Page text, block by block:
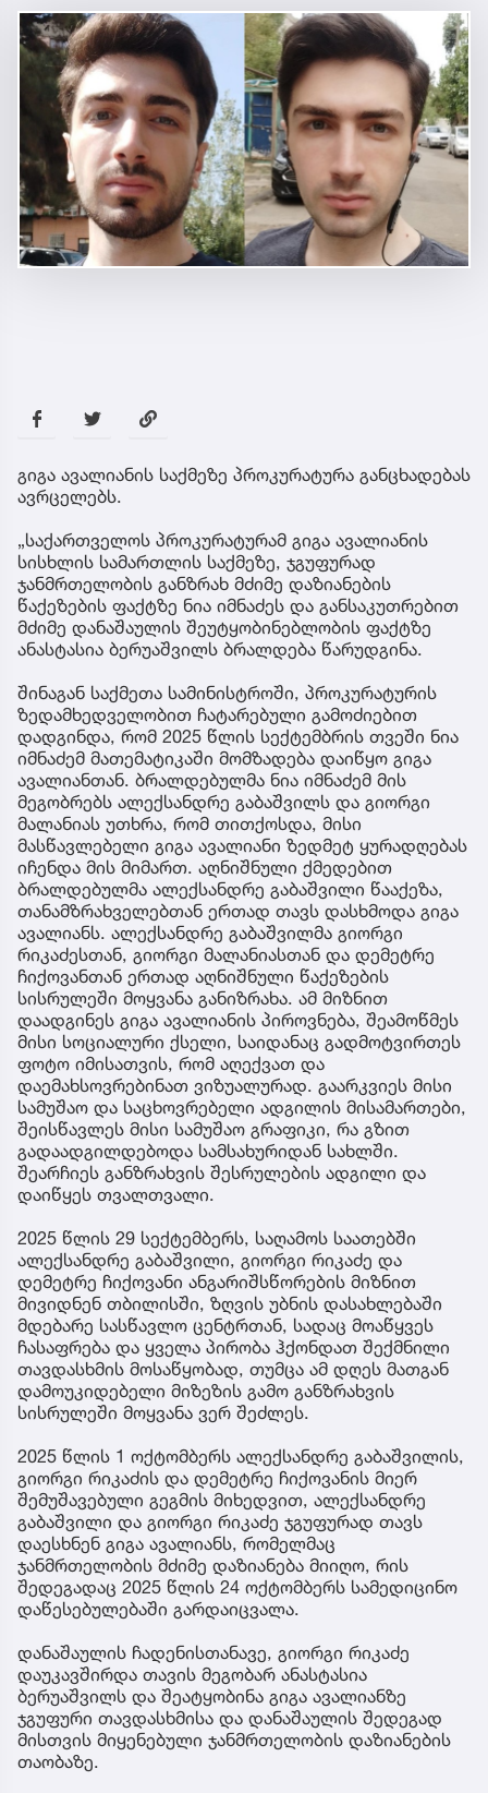
გიგა ავალიანის საქმეზე პროკურატურა განცხადებას
ავრცელებს.
„საქართველოს პროკურატურამ გიგა ავალიანის
სისხლის სამართლის საქმეზე, ჯგუფურად
ჯანმრთელობის განზრახ მძიმე დაზიანების
წაქეზების ფაქტზე ნია იმნაძეს და განსაკუთრებით
მძიმე დანაშაულის შეუტყობინებლობის ფაქტზე
ანასტასია ბერუაშვილს ბრალდება წარუდგინა.
შინაგან საქმეთა სამინისტროში, პროკურატურის
ზედამხედველობით ჩატარებული გამოძიებით
დადგინდა, რომ 2025 წლის სექტემბრის თვეში ნია
იმნაძემ მათემატიკაში მომზადება დაიწყო გიგა
ავალიანთან. ბრალდებულმა ნია იმნაძემ მის
მეგობრებს ალექსანდრე გაბაშვილს და გიორგი
მალანიას უთხრა, რომ თითქოსდა, მისი
მასწავლებელი გიგა ავალიანი ზედმეტ ყურადღებას
იჩენდა მის მიმართ. აღნიშნული ქმედებით
ბრალდებულმა ალექსანდრე გაბაშვილი წააქეზა,
თანამზრახველებთან ერთად თავს დასხმოდა გიგა
ავალიანს. ალექსანდრე გაბაშვილმა გიორგი
რიკაძესთან, გიორგი მალანიასთან და დემეტრე
ჩიქოვანთან ერთად აღნიშნული წაქეზების
სისრულეში მოყვანა განიზრახა. ამ მიზნით
დაადგინეს გიგა ავალიანის პიროვნება, შეამოწმეს
მისი სოციალური ქსელი, საიდანაც გადმოტვირთეს
ფოტო იმისათვის, რომ აღექვათ და
დაემახსოვრებინათ ვიზუალურად. გაარკვიეს მისი
სამუშაო და საცხოვრებელი ადგილის მისამართები,
შეისწავლეს მისი სამუშაო გრაფიკი, რა გზით
გადაადგილდებოდა სამსახურიდან სახლში.
შეარჩიეს განზრახვის შესრულების ადგილი და
დაიწყეს თვალთვალი.
2025 წლის 29 სექტემბერს, საღამოს საათებში
ალექსანდრე გაბაშვილი, გიორგი რიკაძე და
დემეტრე ჩიქოვანი ანგარიშსწორების მიზნით
მივიდნენ თბილისში, ზღვის უბნის დასახლებაში
მდებარე სასწავლო ცენტრთან, სადაც მოაწყვეს
ჩასაფრება და ყველა პირობა ჰქონდათ შექმნილი
თავდასხმის მოსაწყობად, თუმცა ამ დღეს მათგან
დამოუკიდებელი მიზეზის გამო განზრახვის
სისრულეში მოყვანა ვერ შეძლეს.
2025 წლის 1 ოქტომბერს ალექსანდრე გაბაშვილის,
გიორგი რიკაძის და დემეტრე ჩიქოვანის მიერ
შემუშავებული გეგმის მიხედვით, ალექსანდრე
გაბაშვილი და გიორგი რიკაძე ჯგუფურად თავს
დაესხნენ გიგა ავალიანს, რომელმაც
ჯანმრთელობის მძიმე დაზიანება მიიღო, რის
შედეგადაც 2025 წლის 24 ოქტომბერს სამედიცინო
დაწესებულებაში გარდაიცვალა.
დანაშაულის ჩადენისთანავე, გიორგი რიკაძე
დაუკავშირდა თავის მეგობარ ანასტასია
ბერუაშვილს და შეატყობინა გიგა ავალიანზე
ჯგუფური თავდასხმისა და დანაშაულის შედეგად
მისთვის მიყენებული ჯანმრთელობის დაზიანების
თაობაზე.